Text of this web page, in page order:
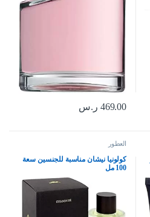
469.00 ر.س
العطور
كولونيا نيشان مناسبة للجنسين سعة
100 مل